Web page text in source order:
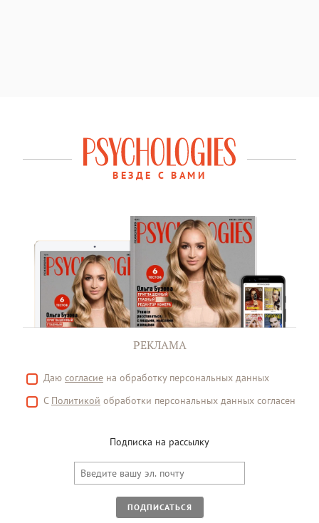
ВЕЗДЕ С ВАМИ
РЕКЛАМА
Даю согласие на обработку персональных данных
С Политикой обработки персональных данных согласен
Подписка на рассылку
ПОДПИСАТЬСЯ